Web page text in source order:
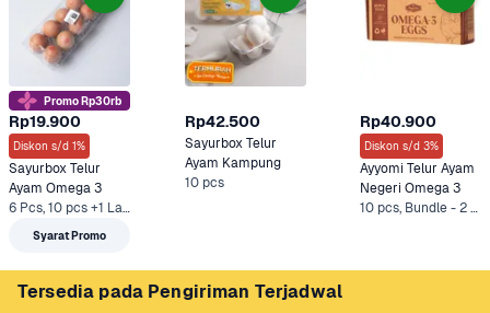
Promo Rp30rb
Rp19.900
Diskon s/d 1%
Sayurbox Telur
Ayam Omega 3
6 Pcs, 10 pcs +1 Lainnya
Syarat Promo
Rp42.500
Sayurbox Telur
Ayam Kampung
10 pcs
Rp40.900
Diskon s/d 3%
Ayyomi Telur Ayam
Negeri Omega 3
10 pcs, Bundle - 2 x 10 pcs*
Tersedia pada Pengiriman Terjadwal